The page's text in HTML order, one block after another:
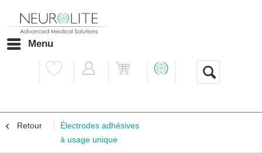
Menu
Retour
Électrodes adhésives
à usage unique